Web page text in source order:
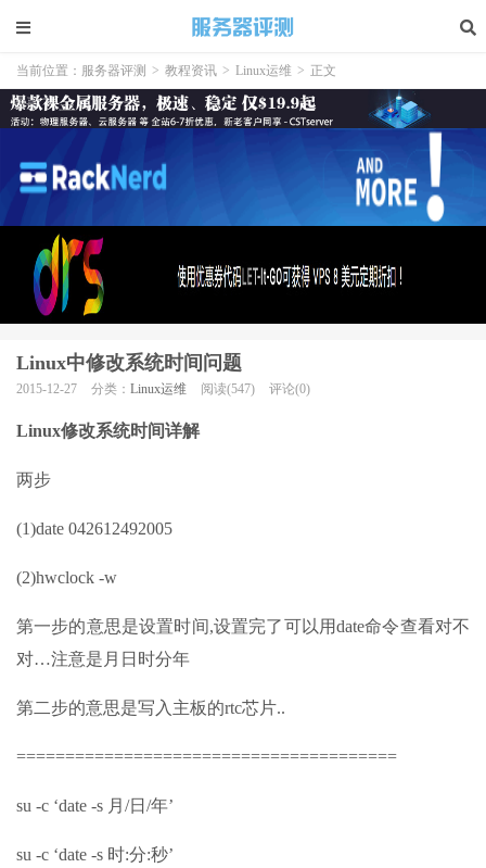
当前位置： 服务器评测 > 教程资讯 > Linux运维 > 正文
Linux中修改系统时间问题
2015-12-27 分类： Linux运维 阅读(547) 评论(0)
Linux修改系统时间详解
两步
(1)date 042612492005
(2)hwclock -w
第一步的意思是设置时间,设置完了可以用date命令查看对不
对…注意是月日时分年
第二步的意思是写入主板的rtc芯片..
=======================================
su -c ‘date -s 月/日/年’
su -c ‘date -s 时:分:秒’